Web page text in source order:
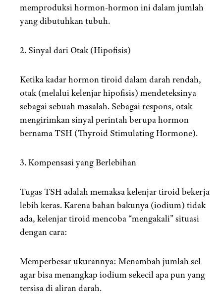
memproduksi hormon-hormon ini dalam jumlah
yang dibutuhkan tubuh.
2. Sinyal dari Otak (Hipofisis)
Ketika kadar hormon tiroid dalam darah rendah,
otak (melalui kelenjar hipofisis) mendeteksinya
sebagai sebuah masalah. Sebagai respons, otak
mengirimkan sinyal perintah berupa hormon
bernama TSH (Thyroid Stimulating Hormone).
3. Kompensasi yang Berlebihan
Tugas TSH adalah memaksa kelenjar tiroid bekerja
lebih keras. Karena bahan bakunya (iodium) tidak
ada, kelenjar tiroid mencoba “mengakali” situasi
dengan cara:
Memperbesar ukurannya: Menambah jumlah sel
agar bisa menangkap iodium sekecil apa pun yang
tersisa di aliran darah.